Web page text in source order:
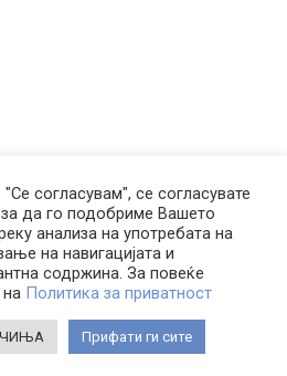
УСЛОВИ ЗА КОРИСТЕЊЕ
ЗА ПРИВАТНОСТ
ЗА КОЛАЧИЊА
НА ЛП ЗА ЦЕЛИ НА
МАРКЕТИНГ
LTD 2004-2025
согласувам", се согласувате
да го подобриме Вашето
анализа на употребата на
на навигацијата и
содржина. За повеќе
Политика за приватност
Прифати ги сите